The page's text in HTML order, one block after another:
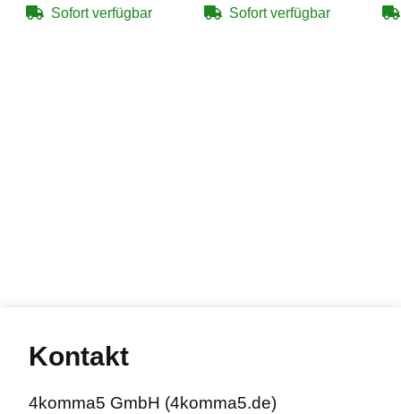
Sofort verfügbar Sofort verfügbar
Kontakt
4komma5 GmbH (4komma5.de)